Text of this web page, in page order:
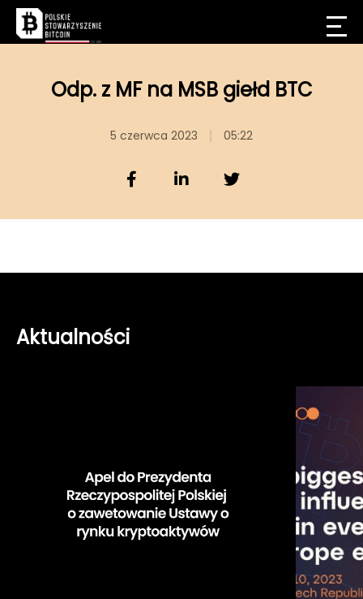
Odp. z MF na MSB giełd BTC
5 czerwca 2023 05:22
Aktualności
do
udziału
w
BTC
Prague
8-
11.06.2023